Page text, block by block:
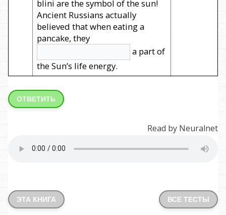
blini are the symbol of the sun!
Ancient Russians actually
believed that when eating a
pancake, they
a part of
the Sun’s life energy.
ОТВЕТИТЬ
Read by Neuralnet
ЭТА КНИГА ВСЕ ТЕСТЫ